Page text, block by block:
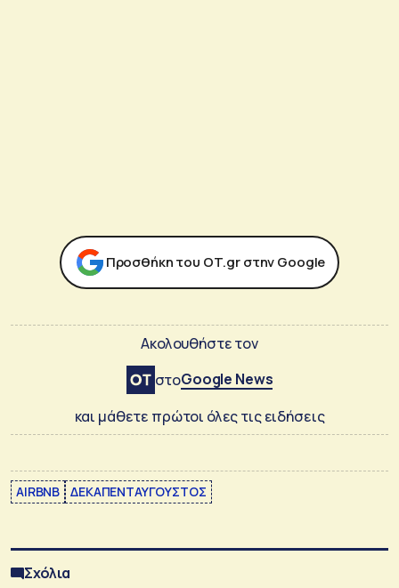
Προσθήκη του ΟΤ.gr στην Google
Ακολουθήστε τον
στοGoogle News
και μάθετε πρώτοι όλες τις ειδήσεις
AIRBNB ΔΕΚΑΠΕΝΤΑΥΓΟΥΣΤΟΣ
Σχόλια